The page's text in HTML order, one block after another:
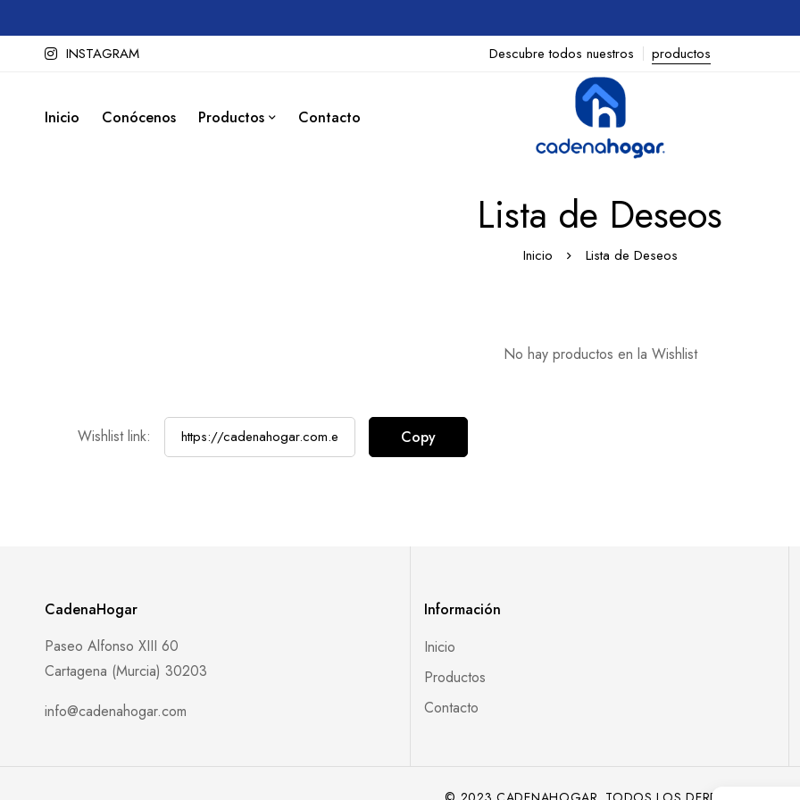
INSTAGRAM Descubre todos nuestros productos
Inicio Conócenos Productos Contacto
Lista de Deseos
Inicio Lista de Deseos
No hay productos en la Wishlist
Wishlist link:
CadenaHogar
Paseo Alfonso XIII 60
Cartagena (Murcia) 30203
info@cadenahogar.com
Información
Inicio
Productos
Contacto